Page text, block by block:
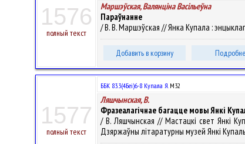
1576
полный текст
Маршэўская, Валянцiна Васiльеўна
Параўнанне
/ В. В. Маршэўская // Янка Купала :
Добавить в корзину
1577
полный текст
ББК 83.3(4Беі)6-8 Купала Я.М32
Ляшчынская, В.
Фразеалагічнае багацце мовы Янкі
/ В. Ляшчынская // Мастацкі свет Янкі
Дзяржаўны літаратурны музей Янкі